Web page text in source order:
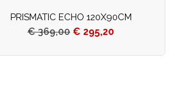
PRISMATIC ECHO 120X90CM
€369,00 € 295,20